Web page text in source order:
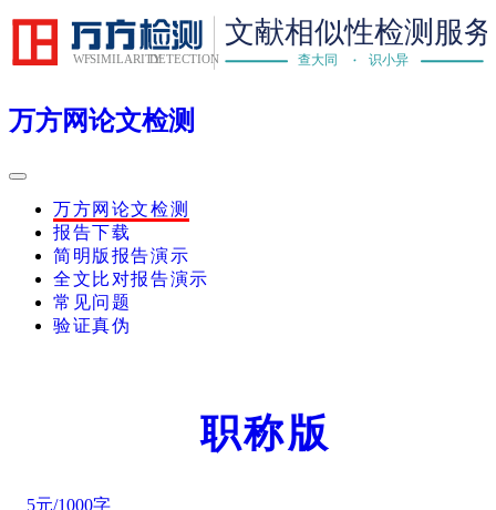
万方网论文检测
万方网论文检测
报告下载
简明版报告演示
全文比对报告演示
常见问题
验证真伪
职称版
5元/1000字